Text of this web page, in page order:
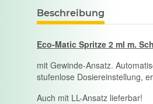
Beschreibung
Eco-Matic Spritze 2 ml m.
mit Gewinde-Ansatz.
stufenlose Dosiereinstellung,
Auch mit LL-Ansatz lieferbar!